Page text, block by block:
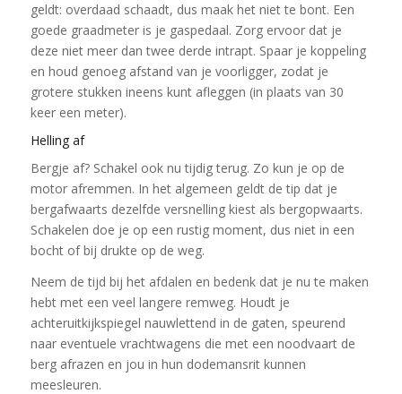
geldt: overdaad schaadt, dus maak het niet te bont. Een
goede graadmeter is je gaspedaal. Zorg ervoor dat je
deze niet meer dan twee derde intrapt. Spaar je koppeling
en houd genoeg afstand van je voorligger, zodat je
grotere stukken ineens kunt afleggen (in plaats van 30
keer een meter).
Helling af
Bergje af? Schakel ook nu tijdig terug. Zo kun je op de
motor afremmen. In het algemeen geldt de tip dat je
bergafwaarts dezelfde versnelling kiest als bergopwaarts.
Schakelen doe je op een rustig moment, dus niet in een
bocht of bij drukte op de weg.
Neem de tijd bij het afdalen en bedenk dat je nu te maken
hebt met een veel langere remweg. Houdt je
achteruitkijkspiegel nauwlettend in de gaten, speurend
naar eventuele vrachtwagens die met een noodvaart de
berg afrazen en jou in hun dodemansrit kunnen
meesleuren.